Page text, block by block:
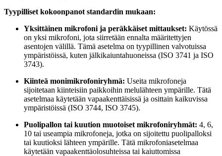
Tyypilliset kokoonpanot standardin mukaan:
Yksittäinen mikrofoni ja peräkkäiset mittaukset: Käytössä
on yksi mikrofoni, jota siirretään ennalta määritettyjen
asentojen välillä. Tämä asetelma on tyypillinen valvotuissa
ympäristöissä, kuten jälkikaiuntahuoneissa (ISO 3741 ja ISO
3743).
Kiinteä monimikrofoniryhmä: Useita mikrofoneja
sijoitetaan kiinteisiin paikkoihin melulähteen ympärille. Tätä
asetelmaa käytetään vapaakenttäisissä ja osittain kaikuvissa
ympäristöissä (ISO 3744, ISO 3745).
Puolipallon tai kuution muotoiset mikrofoniryhmät: 4, 6,
10 tai useampia mikrofoneja, jotka on sijoitettu puolipalloksi
tai kuutioksi lähteen ympärille. Tätä mikrofoniasetelmaa
käytetään vapaakenttäolosuhteissa tai kaiuttomissa